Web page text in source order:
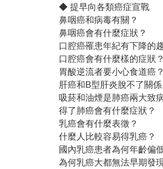
◆ 提早向各類癌症宣戰
鼻咽癌和病毒有關？
鼻咽癌會有什麼症狀？
口腔癌罹患年紀有下降的
口腔癌會有什麼樣的症狀？
胃酸逆流者要小心食道癌？
肝癌和B型肝炎脫不了關係
吸菸和油煙是肺癌兩大致
得了肺癌會有什麼症狀？
乳癌會有什麼表徵？
什麼人比較容易得乳癌？
國內乳癌患者為何年齡偏
為何乳癌大都無法早期發